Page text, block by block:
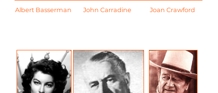
Albert Basserman John Carradine Joan Crawford